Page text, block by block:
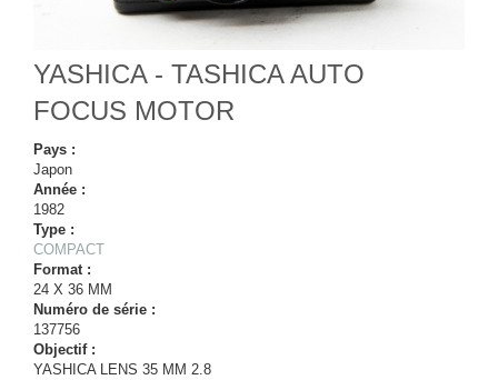
YASHICA - TASHICA AUTO
FOCUS MOTOR
Pays :
Japon
Année :
1982
Type :
COMPACT
Format :
24 X 36 MM
Numéro de série :
137756
Objectif :
YASHICA LENS 35 MM 2.8